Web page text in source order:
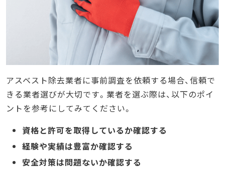
アスベスト除去業者に事前調査を依頼する場合、信頼で
きる業者選びが大切です。業者を選ぶ際は、以下のポイ
ントを参考にしてみてください。
資格と許可を取得しているか確認する
経験や実績は豊富か確認する
安全対策は問題ないか確認する